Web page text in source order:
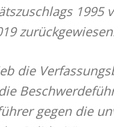
1995
die
gegen die